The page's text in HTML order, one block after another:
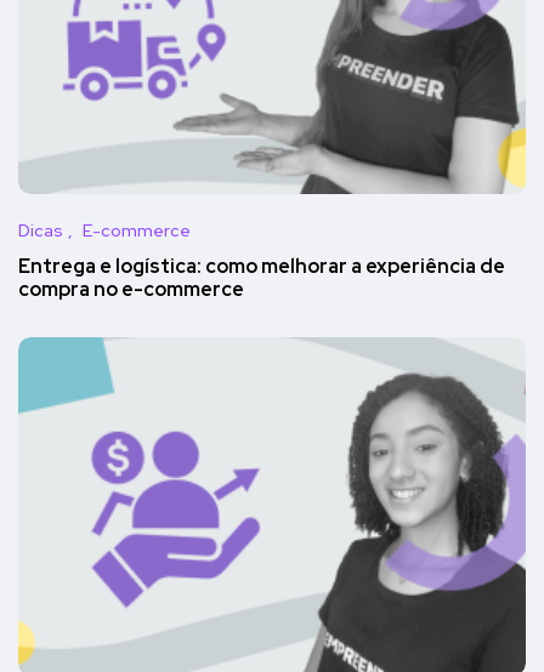
Dicas E-commerce
Entrega e logística: como melhorar a experiência de
compra no e-commerce